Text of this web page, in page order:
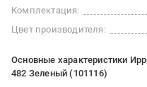
Комплектация:
Цвет производителя:
Основные характеристики
482 Зеленый (101116)